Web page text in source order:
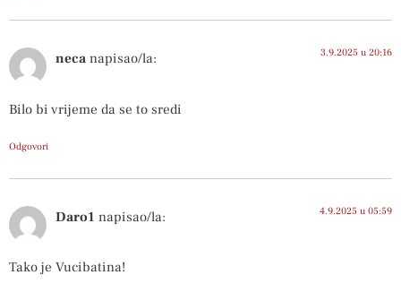
neca napisao/la: 3.9.2025 u 20:16
Bilo bi vrijeme da se to sredi
Odgovori
Daro1 napisao/la: 4.9.2025 u 05:59
Tako je Vucibatina!